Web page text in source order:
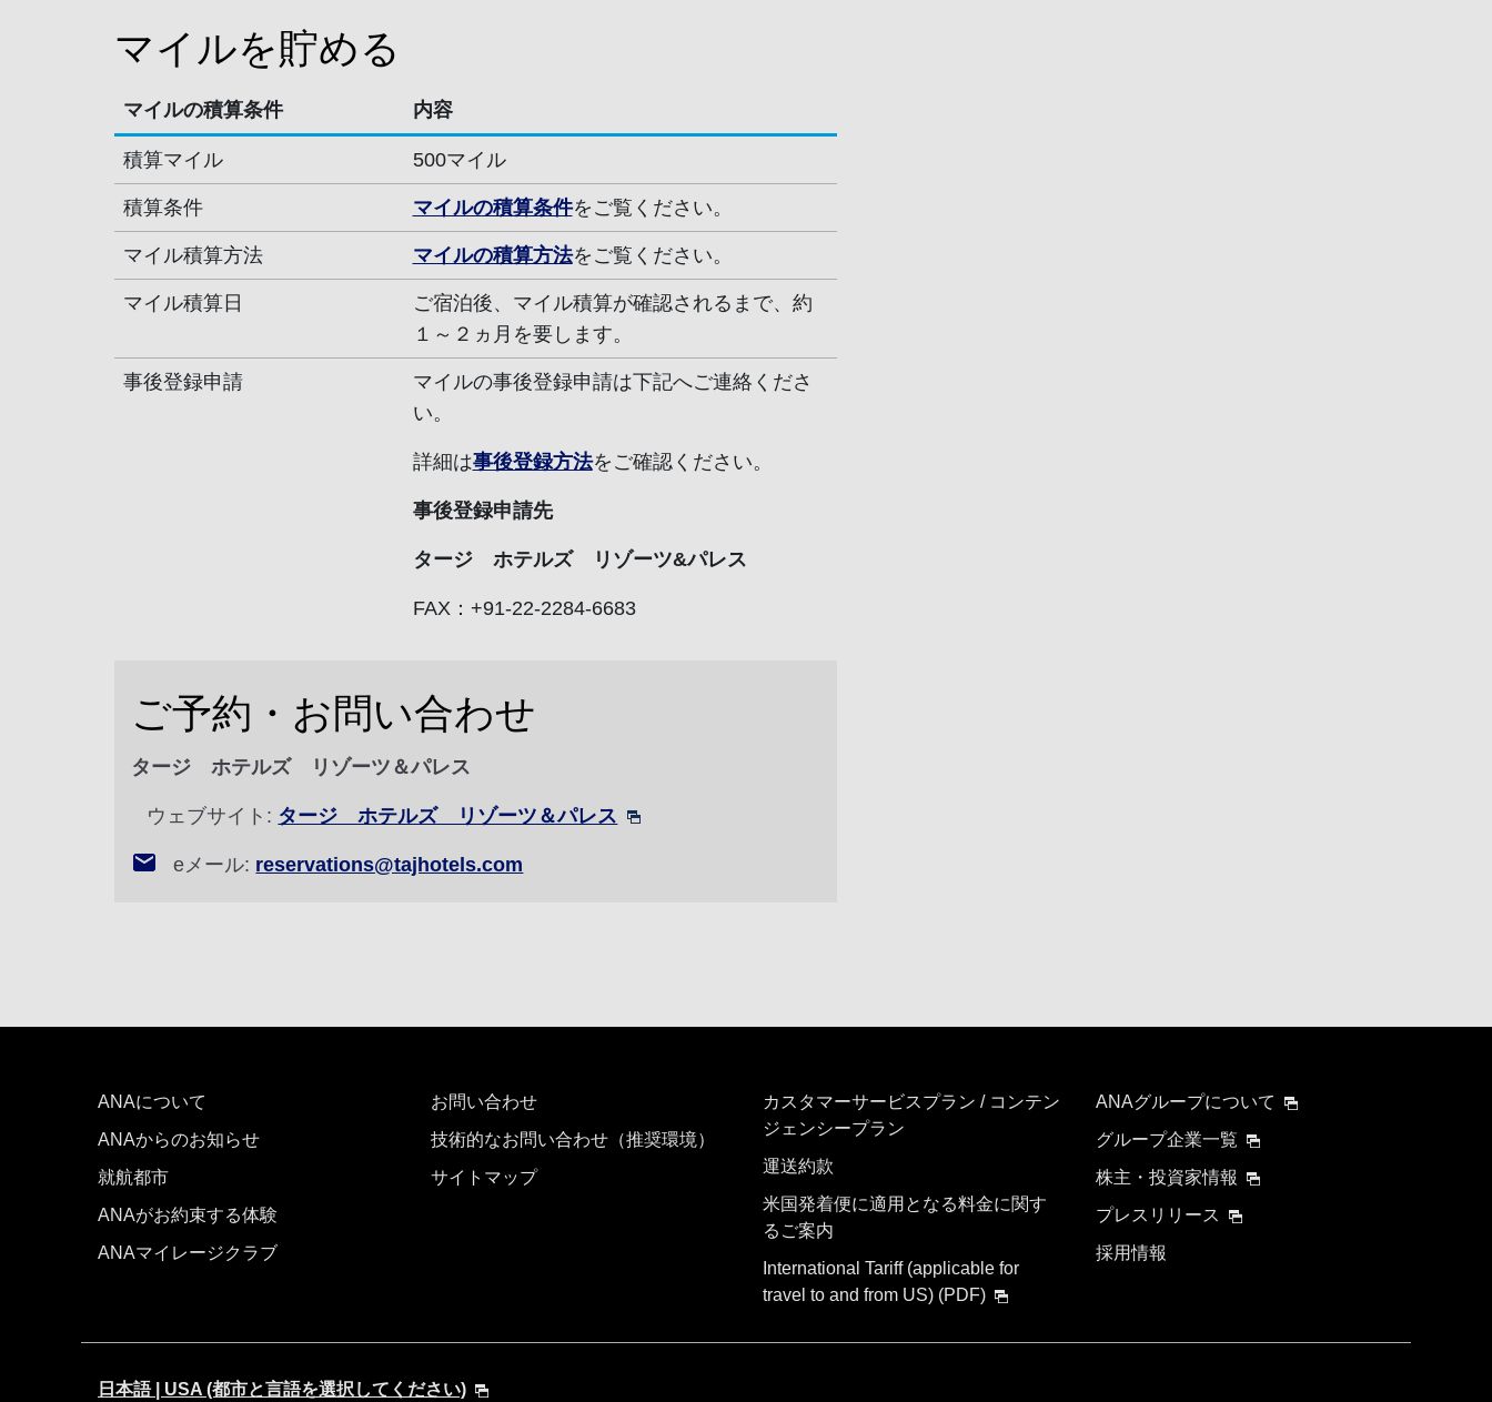
マイルを貯める
マイルの積算条件 内容
積算マイル 500マイル
積算条件 マイルの積算条件をご覧ください。
マイル積算方法 マイルの積算方法をご覧ください。
マイル積算日
ご宿泊後、マイル積算が確認されるまで、約
１～２ヵ月を要します。
事後登録申請
マイルの事後登録申請は下記へご連絡くださ
い。
詳細は事後登録方法をご確認ください。
事後登録申請先
タージ ホテルズ リゾーツ&パレス
FAX：+91-22-2284-6683
ご予約・お問い合わせ
タージ ホテルズ リゾーツ＆パレス
ウェブサイト: タージ ホテルズ リゾーツ＆パレス
eメール: reservations@tajhotels.com
ANAについて
ANAからのお知らせ
就航都市
ANAがお約束する体験
ANAマイレージクラブ
お問い合わせ
技術的なお問い合わせ（推奨環境）
サイトマップ
カスタマーサービスプラン / コンテン
ジェンシープラン
運送約款
米国発着便に適用となる料金に関す
るご案内
International Tariff (applicable for
travel to and from US) (PDF)
ANAグループについて
グループ企業一覧
株主・投資家情報
プレスリリース
採用情報
日本語 | USA (都市と言語を選択してください)